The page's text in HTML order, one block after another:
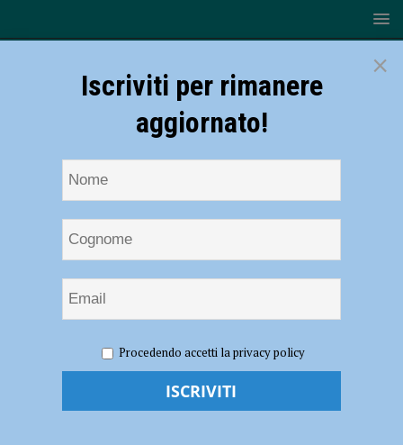
a denunciare USB: “Sul tetto soggetti estranei reclutati ad hoc dal
sindacato”
GLS pronta a denunciare USB: “Sul tetto
×
Iscriviti per rimanere
aggiornato!
Procedendo accetti la privacy policy